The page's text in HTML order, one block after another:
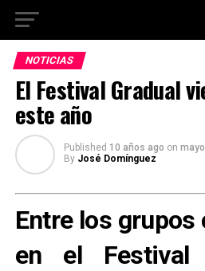
NOTICIAS
El Festival Gradual
este año
Published 10 años ago on
By José Domínguez
Entre los
en el Festival